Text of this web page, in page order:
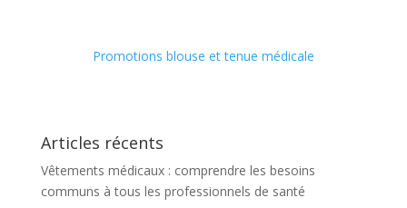
Promotions blouse et tenue médicale
Articles récents
Vêtements médicaux : comprendre les besoins
communs à tous les professionnels de santé